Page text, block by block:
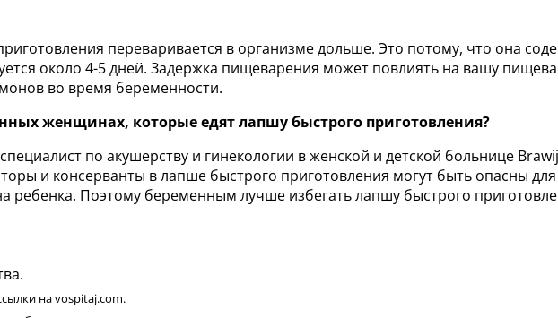
переваривается в организме дольше. Это потому, что она
около 4-5 дней. Задержка пищеварения может повлиять на вашу
во время беременности.
женщинах, которые едят лапшу быстрого приготовления?
по акушерству и гинекологии в женской и детской больнице
и консерванты в лапше быстрого приготовления могут быть опасны
ребенка. Поэтому беременным лучше избегать лапшу быстрого
на vospitaj.com.